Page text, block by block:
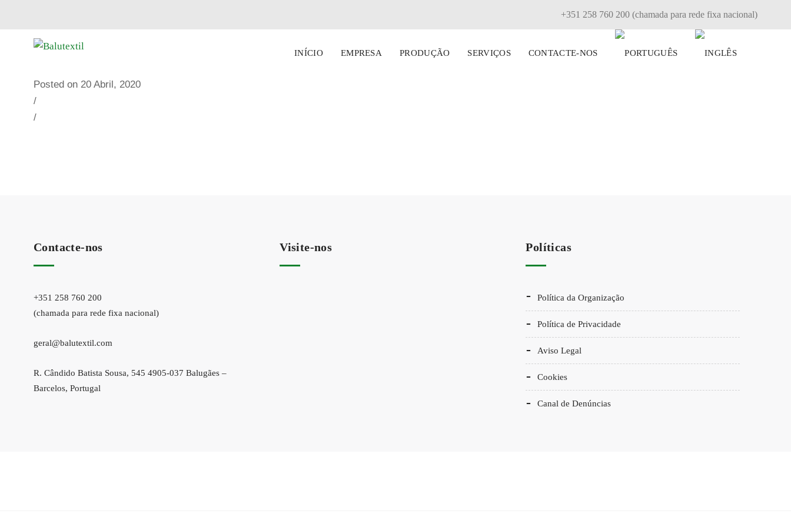
+351 258 760 200 (chamada para rede fixa nacional)
INÍCIO EMPRESA PRODUÇÃO SERVIÇOS CONTACTE-NOS
Posted on 20 Abril, 2020
/
/
Contacte-nos
+351 258 760 200
(chamada para rede fixa nacional)
geral@balutextil.com
R. Cândido Batista Sousa, 545 4905-037 Balugães –
Barcelos, Portugal
Visite-nos Políticas
Política da Organização
Política de Privacidade
Aviso Legal
Cookies
Canal de Denúncias